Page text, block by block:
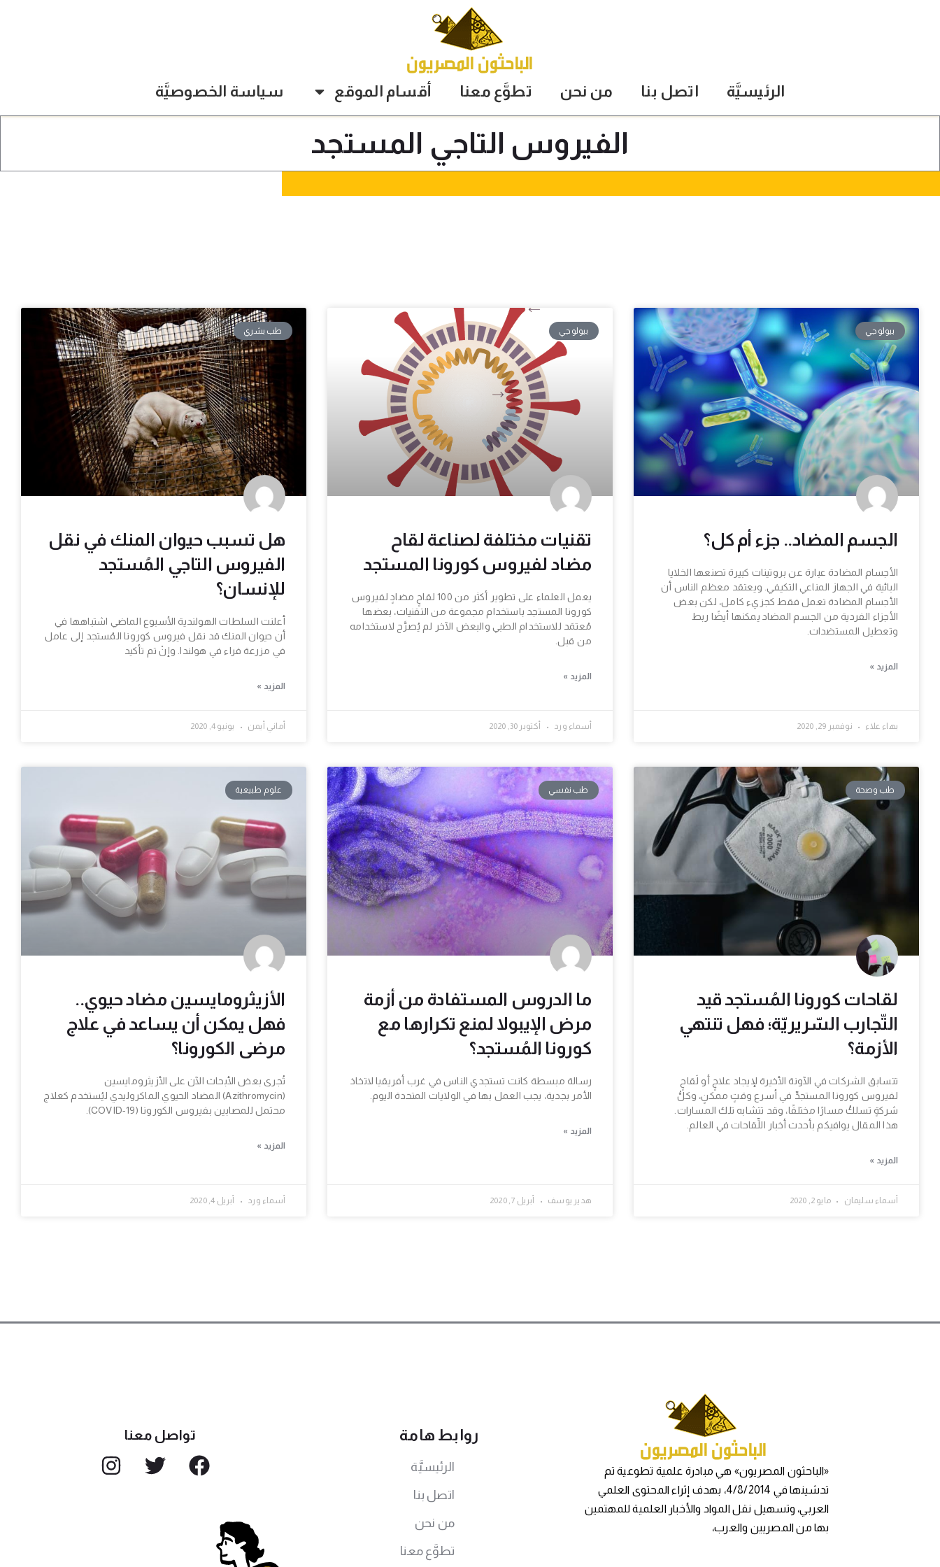
الرئيسيَّة اتصل بنا من نحن تطوَّع معنا أقسام الموقع سياسة الخصوصيَّة
الفيروس التاجي المستجد
بيولوجي
الجسم المضاد.. جزء أم كل؟
الأجسام المضادة عبارة عن بروتينات كبيرة تصنعها الخلايا
البائية في الجهاز المناعي التكيفي. ويعتقد معظم الناس أن
الأجسام المضادة تعمل فقط كجزيء كامل، لكن بعض
الأجزاء الفردية من الجسم المضاد يمكنها أيضًا ربط
وتعطيل المستضدات.
المزيد »
بهاء علاء نوفمبر 29, 2020
بيولوجي
تقنيات مختلفة لصناعة لقاح
مضاد لفيروس كورونا المستجد
يعمل العلماء على تطوير أكثر من 100 لقاحٍ مضادٍ لفيروس
كورونا المستجد باستخدام مجموعة من التقنيات، بعضها
مُعتمَد للاستخدام الطبي والبعض الآخر لم يُصرَّح لاستخدامه
من قبل.
المزيد »
أسماء ورد أكتوبر 30, 2020
طب بشري
هل تسبب حيوان المنك في نقل
الفيروس التاجي المُستجد
للإنسان؟
أعلنت السلطات الهولندية الأسبوع الماضي اشتباهها في
أن حيوان المنك قد نقل فيروس كورونا المُستجد إلى عامل
في مزرعة فراء في هولندا. وإنْ تم تأكيد
المزيد »
أماني أيمن يونيو 4, 2020
طب وصحة
لقاحات كورونا المُستجد قيد
التّجارب السّريريّة؛ فهل تنتهي
الأزمة؟
تتسابق الشركات في الآونة الأخيرة لإيجاد علاجٍ أو لَقاحٍ
لفيروس كورونا المستجدِّ في أسرع وقتٍ ممكنٍ، وكلُّ
شركةٍ تسلكُ مسارًا مختلفًا، وقد تتشابه تلك المسارات.
هذا المقال يوافيكم بأحدث أخبار اللِّقاحات في العالم.
المزيد »
أسماء سليمان مايو 2, 2020
طب نفسي
ما الدروس المستفادة من أزمة
مرض الإيبولا لمنع تكرارها مع
كورونا المُستجد؟
رسالة مبسطة كانت تستجدي الناس في غرب أفريقيا لاتخاذ
الأمر بجدية، يجب العمل بها في الولايات المتحدة اليوم.
المزيد »
هدير يوسف أبريل 7, 2020
علوم طبيعية
الأزيثرومايسين مضاد حيوي..
فهل يمكن أن يساعد في علاج
مرضى الكورونا؟
تُجرى بعض الأبحاث الآن على الأزيثرومايسين
(Azithromycin) المضاد الحيوي الماكروليدي ليُستخدم كعلاج
محتمل للمصابين بفيروس الكورونا (COVID-19).
المزيد »
أسماء ورد أبريل 4, 2020
«الباحثون المصريون» هي مبادرة علمية تطوعية تم
تدشينها في 4/8/2014، بهدف إثراء المحتوى العلمي
العربي، وتسهيل نقل المواد والأخبار العلمية للمهتمين
بها من المصريين والعرب،
روابط هامة
الرئيسيَّة
اتصل بنا
من نحن
تطوَّع معنا
تواصل معنا